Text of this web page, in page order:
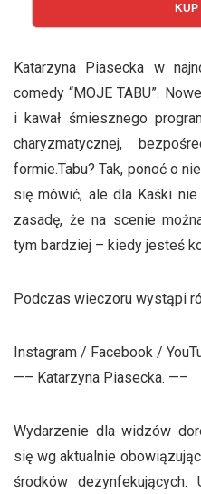
KUP
Katarzyna Piasecka w
comedy “MOJE TABU”.
i kawał śmiesznego
charyzmatycznej,
formie.Tabu? Tak, ponoć o
się mówić, ale dla Kaśki
zasadę, że na scenie
tym bardziej – kiedy jesteś
Podczas wieczoru wystąpi
Instagram / Facebook /
—– Katarzyna Piasecka. —–
Wydarzenie dla widzów
się wg aktualnie
środków